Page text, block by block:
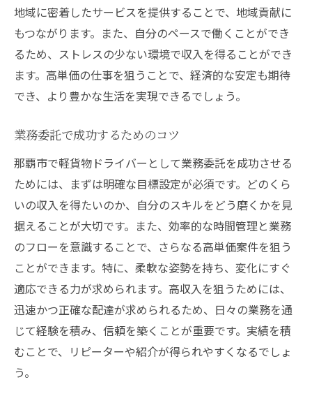
地域に密着したサービスを提供することで、地域貢献に
もつながります。また、自分のペースで働くことができ
るため、ストレスの少ない環境で収入を得ることができ
ます。高単価の仕事を狙うことで、経済的な安定も期待
でき、より豊かな生活を実現できるでしょう。
業務委託で成功するためのコツ
那覇市で軽貨物ドライバーとして業務委託を成功させる
ためには、まずは明確な目標設定が必須です。どのくら
いの収入を得たいのか、自分のスキルをどう磨くかを見
据えることが大切です。また、効率的な時間管理と業務
のフローを意識することで、さらなる高単価案件を狙う
ことができます。特に、柔軟な姿勢を持ち、変化にすぐ
適応できる力が求められます。高収入を狙うためには、
迅速かつ正確な配達が求められるため、日々の業務を通
じて経験を積み、信頼を築くことが重要です。実績を積
むことで、リピーターや紹介が得られやすくなるでしょ
う。